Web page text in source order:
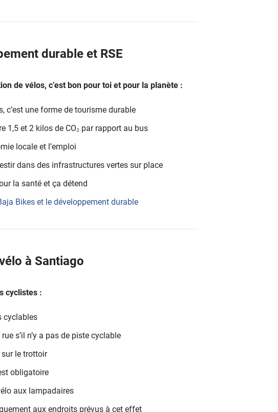
durable et RSE
de vélos, c’est bon pour toi et pour la planète :
c’est une forme de tourisme durable
1,5 et 2 kilos de CO₂ par rapport au bus
locale et l’emploi
dans des infrastructures vertes sur place
la santé et ça détend
Bikes et le développement durable
à Santiago
cyclistes :
cyclables
s’il n’y a pas de piste cyclable
sur le trottoir
obligatoire
aux lampadaires
aux endroits prévus à cet effet